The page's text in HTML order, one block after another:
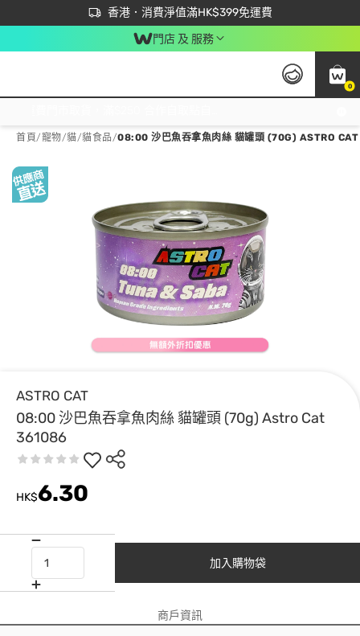
香港．消費淨值滿HK$399免運費
立即成為易賞錢會員盡享獨家優惠
首次APP下單買滿$450 輸入 NEWAPP 即減$50
門店 及 服務
0
首頁/寵物/貓/貓食品/08:00 沙巴魚吞拿魚肉絲 貓罐頭 (70G) ASTRO
ASTRO CAT
08:00 沙巴魚吞拿魚肉絲 貓罐頭 (70g) Astro Cat
361086
HK$6.30
加入購物袋
商戶資訊